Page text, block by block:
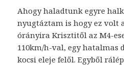
Ahogy haladtunk egyre
nyugtáztam is hogy ez volt
órányira Krisztitől az M4-
110km/h-val, egy
kocsi eleje felől. Egyből